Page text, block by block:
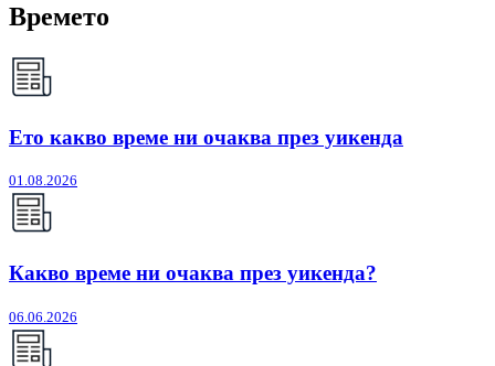
Времето
Ето какво време ни очаква през уикенда
01.08.2026
Какво време ни очаква през уикенда?
06.06.2026